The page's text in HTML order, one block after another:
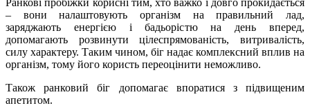
– вони налаштовують організм на правильний лад,
заряджають енергією і бадьорістю на день вперед,
допомагають розвинути цілеспрямованість, витривалість,
силу характеру. Таким чином, біг надає комплексний вплив на
організм, тому його користь переоцінити неможливо.
Також ранковий біг допомагає впоратися з підвищеним
апетитом.